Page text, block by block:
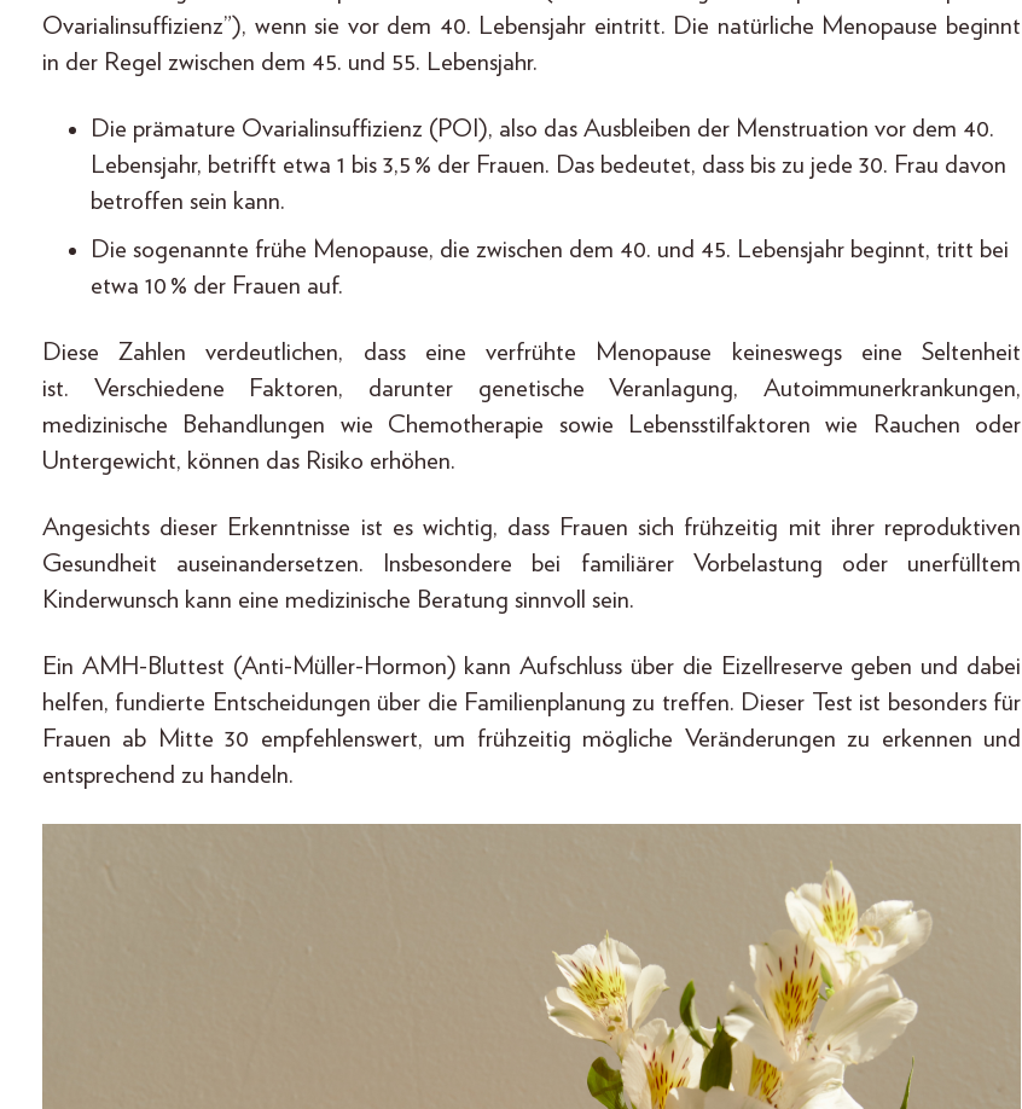
Ovarialinsuffizienz”), wenn sie vor dem 40. Lebensjahr eintritt. Die natürliche Menopause beginnt
in der Regel zwischen dem 45. und 55. Lebensjahr.
Die prämature Ovarialinsuffizienz (POI), also das Ausbleiben der Menstruation vor dem 40.
Lebensjahr, betrifft etwa 1 bis 3,5 % der Frauen. Das bedeutet, dass bis zu jede 30. Frau davon
betroffen sein kann.
Die sogenannte frühe Menopause, die zwischen dem 40. und 45. Lebensjahr beginnt, tritt bei
etwa 10 % der Frauen auf.
Diese Zahlen verdeutlichen, dass eine verfrühte Menopause keineswegs eine Seltenheit
ist. Verschiedene Faktoren, darunter genetische Veranlagung, Autoimmunerkrankungen,
medizinische Behandlungen wie Chemotherapie sowie Lebensstilfaktoren wie Rauchen oder
Untergewicht, können das Risiko erhöhen.
Angesichts dieser Erkenntnisse ist es wichtig, dass Frauen sich frühzeitig mit ihrer reproduktiven
Gesundheit auseinandersetzen. Insbesondere bei familiärer Vorbelastung oder unerfülltem
Kinderwunsch kann eine medizinische Beratung sinnvoll sein.
Ein AMH-Bluttest (Anti-Müller-Hormon) kann Aufschluss über die Eizellreserve geben und dabei
helfen, fundierte Entscheidungen über die Familienplanung zu treffen. Dieser Test ist besonders für
Frauen ab Mitte 30 empfehlenswert, um frühzeitig mögliche Veränderungen zu erkennen und
entsprechend zu handeln.